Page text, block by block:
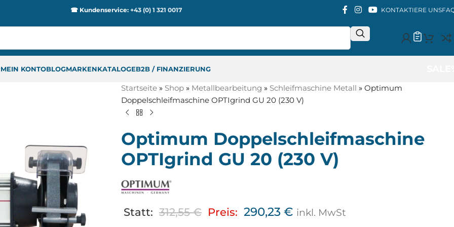
☎ Kundenservice:+43 (0) 1 321 0017 KONTAKTIERE UNS
MEIN KONTOBLOGMARKENKATALOGEB2B / FINANZIERUNG
Startseite » Shop » Metallbearbeitung » Schleifmaschine Metall » Optimum
Doppelschleifmaschine OPTIgrind GU 20 (230 V)
Optimum Doppelschleifmaschine
OPTIgrind GU 20 (230 V)
Statt: 312,55€ Preis: 290,23 € inkl. MwSt